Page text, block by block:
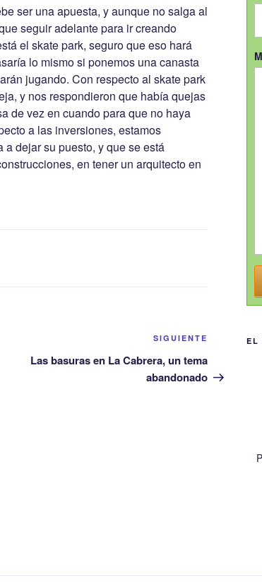
ser una apuesta, y aunque no salga al
seguir adelante para ir creando
el skate park, seguro que eso hará
lo mismo si ponemos una canasta
jugando. Con respecto al skate park
y nos respondieron que había quejas
de vez en cuando para que no haya
a las inversiones, estamos
dejar su puesto, y que se está
en tener un arquitecto en
Siguiente
entrada
SIGUIENTE
Las basuras en La Cabrera, un tema
abandonado
EL